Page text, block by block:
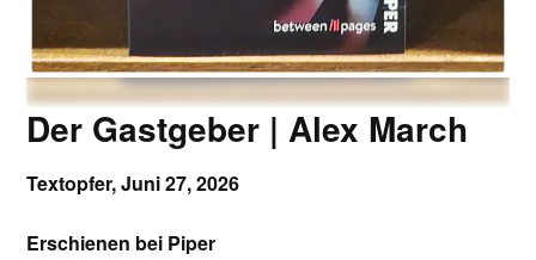
Der Gastgeber | Alex March
Textopfer,Juni 27, 2026
Erschienen bei Piper